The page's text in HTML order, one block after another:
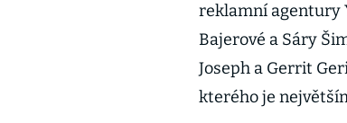
reklamní agentury
Bajerové a Sáry
Joseph a Gerrit
kterého je